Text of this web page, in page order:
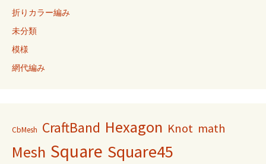
折りカラー編み
未分類
模様
網代編み
CbMesh CraftBand Hexagon Knot math
Mesh Square Square45